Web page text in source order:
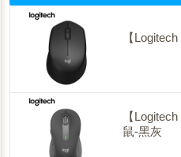
【
【
鼠-黑灰